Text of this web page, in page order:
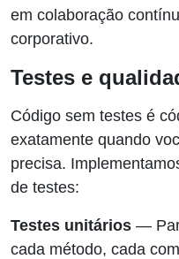
em colaboração
corporativo.
Testes e
Código sem testes é
exatamente quando
precisa.
de testes:
Testes unitários —
cada método, cada